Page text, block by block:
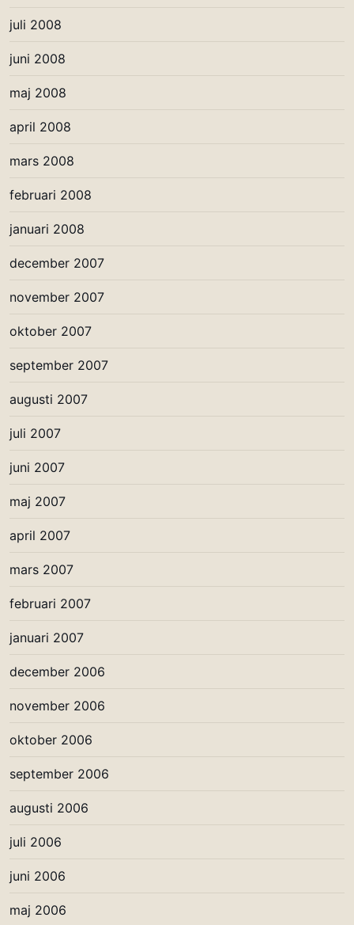
juli 2008
juni 2008
maj 2008
april 2008
mars 2008
februari 2008
januari 2008
december 2007
november 2007
oktober 2007
september 2007
augusti 2007
juli 2007
juni 2007
maj 2007
april 2007
mars 2007
februari 2007
januari 2007
december 2006
november 2006
oktober 2006
september 2006
augusti 2006
juli 2006
juni 2006
maj 2006